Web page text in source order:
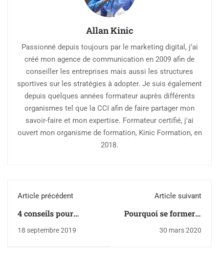
Allan Kinic
Passionné depuis toujours par le marketing digital, j’ai
créé mon agence de communication en 2009 afin de
conseiller les entreprises mais aussi les structures
sportives sur les stratégies à adopter. Je suis également
depuis quelques années formateur auprès différents
organismes tel que la CCI afin de faire partager mon
savoir-faire et mon expertise. Formateur certifié, j'ai
ouvert mon organisme de formation, Kinic Formation, en
2018.
Article précédent
4 conseils pour
contacter une marque
18 septembre 2019
Article suivant
Pourquoi se former à
l'utilisation de
30 mars 2020